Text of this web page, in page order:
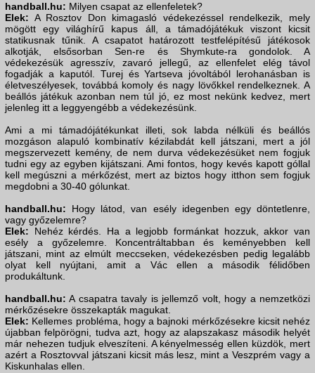
handball.hu: Milyen csapat az ellenfeletek?
Elek: A Rosztov Don kimagasló védekezéssel rendelkezik, mely
mögött egy világhírű kapus áll, a támadójátékuk viszont kicsit
statikusnak tűnik. A csapatot határozott testfelépítésű játékosok
alkotják, elsősorban Sen-re és Shymkute-ra gondolok. A
védekezésük agresszív, zavaró jellegű, az ellenfelet elég távol
fogadják a kaputól. Turej és Yartseva jóvoltából lerohanásban is
életveszélyesek, továbbá komoly és nagy lövőkkel rendelkeznek. A
beállós játékuk azonban nem túl jó, ez most nekünk kedvez, mert
jelenleg itt a leggyengébb a védekezésünk.
Ami a mi támadójátékunkat illeti, sok labda nélküli és beállós
mozgáson alapuló kombinatív kézilabdát kell játszani, mert a jól
megszervezett kemény, de nem durva védekezésüket nem fogjuk
tudni egy az egyben kijátszani. Ami fontos, hogy kevés kapott góllal
kell megúszni a mérkőzést, mert az biztos hogy itthon sem fogjuk
megdobni a 30-40 gólunkat.
handball.hu: Hogy látod, van esély idegenben egy döntetlenre,
vagy győzelemre?
Elek: Nehéz kérdés. Ha a legjobb formánkat hozzuk, akkor van
esély a győzelemre. Koncentráltabban és keményebben kell
játszani, mint az elmúlt meccseken, védekezésben pedig legalább
olyat kell nyújtani, amit a Vác ellen a második félidőben
produkáltunk.
handball.hu: A csapatra tavaly is jellemző volt, hogy a nemzetközi
mérkőzésekre összekapták magukat.
Elek: Kellemes probléma, hogy a bajnoki mérkőzésekre kicsit nehéz
újabban felpörögni, tudva azt, hogy az alapszakasz második helyét
már nehezen tudjuk elveszíteni. A kényelmesség ellen küzdök, mert
azért a Rosztovval játszani kicsit más lesz, mint a Veszprém vagy a
Kiskunhalas ellen.